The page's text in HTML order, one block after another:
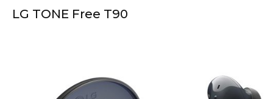
LG TONE Free T90